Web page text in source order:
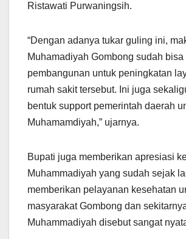
Ristawati Purwaningsih.
“Dengan adanya tukar guling ini,
Muhamadiyah Gombong sudah
pembangunan untuk peningkatan
rumah sakit tersebut. Ini juga
bentuk support pemerintah daerah
Muhamamdiyah,” ujarnya.
Bupati juga memberikan apresiasi
Muhammadiyah yang sudah sejak
memberikan pelayanan kesehatan
masyarakat Gombong dan
Muhammadiyah disebut sangat